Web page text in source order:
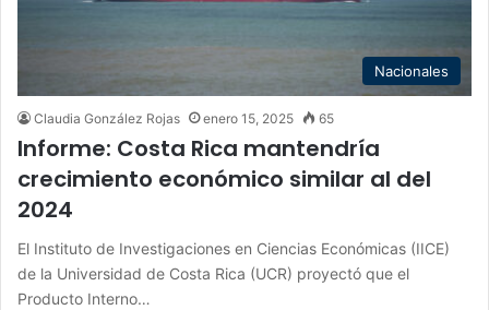
Nacionales
Claudia González Rojas enero 15, 2025 65
Informe: Costa Rica mantendría
crecimiento económico similar al del
2024
El Instituto de Investigaciones en Ciencias Económicas (IICE)
de la Universidad de Costa Rica (UCR) proyectó que el
Producto Interno…